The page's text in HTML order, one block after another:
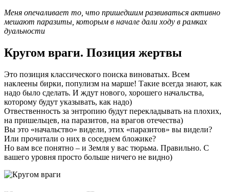
Меня опечаливает то, что пришедшим развиваться активно
мешают паразиты, которым в начале дали ходу в рамках
дуальности
Кругом враги. Позиция жертвы
Это позиция классического поиска виноватых. Всем
наклеены бирки, популизм на марше! Такие всегда знают, как
надо было сделать. И ждут нового, хорошего начальства,
которому будут указывать, как надо)
Отвественность за энтропию будут перекладывать на плохих,
на пришельцев, на паразитов, на врагов отечества)
Вы это «начальство» видели, этих «паразитов» вы видели?
Или прочитали о них в соседнем бложике?
Но вам все понятно – и Земля у вас тюрьма. Правильно. С
вашего уровня просто больше ничего не видно)